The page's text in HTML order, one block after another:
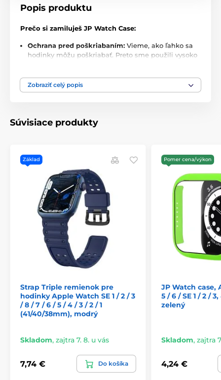
Popis produktu
Prečo si zamiluješ JP Watch Case:
Ochrana pred poškriabaním: Vieme, ako ľahko sa
hodinky môžu poškriabať. Preto sme použili vysoko
Luxusný vzhľad:Nejde len o ochranu – ide aj o štýl.
a precízne detaily robia z tohto puzdra nielen
praktickú, ale aj krásnu súčasť tvojho každodenného
Šetrné k dotyku a displeju:
Môžeš si byť istý, že
puzdro nijako neovplyvní citlivosť tvojich hodiniek
ani kvalitu ich displeja. Vnútorný priestor je
navrhnutý tak, aby jemne a bezpečne držal hodinky
na mieste, bez toho aby ich poškodil.
Obsah balenia:
1 x JP Watch Case
Nečakaj a dopraj svojim hodinkám to najlepšie.S JP
Watch Case máš nielen štýl, ale aj perfektnú ochranu,
ktorú si zaslúžia.
Zobraziť celý popis
Súvisiace produkty
Základ
Strap Triple remienok pre
hodinky Apple Watch SE 1 / 2 / 3
/ 8 / 7 / 6 / 5 / 4 / 3 / 2 / 1
(41/40/38mm), modrý
Skladom, zajtra 7. 8. u vás
7,74 € Do košíka
Pomer cena/výkon
JP Watch case,
5 / 6 / SE 1 / 2 /
zelený
Skladom, zajtra
4,24 €